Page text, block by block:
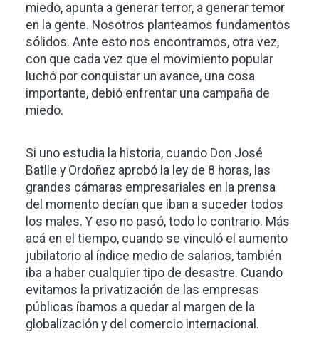
miedo, apunta a generar terror, a generar temor
en la gente. Nosotros planteamos fundamentos
sólidos. Ante esto nos encontramos, otra vez,
con que cada vez que el movimiento popular
luchó por conquistar un avance, una cosa
importante, debió enfrentar una campaña de
miedo.
Si uno estudia la historia, cuando Don José
Batlle y Ordoñez aprobó la ley de 8 horas, las
grandes cámaras empresariales en la prensa
del momento decían que iban a suceder todos
los males. Y eso no pasó, todo lo contrario. Más
acá en el tiempo, cuando se vinculó el aumento
jubilatorio al índice medio de salarios, también
iba a haber cualquier tipo de desastre. Cuando
evitamos la privatización de las empresas
públicas íbamos a quedar al margen de la
globalización y del comercio internacional.